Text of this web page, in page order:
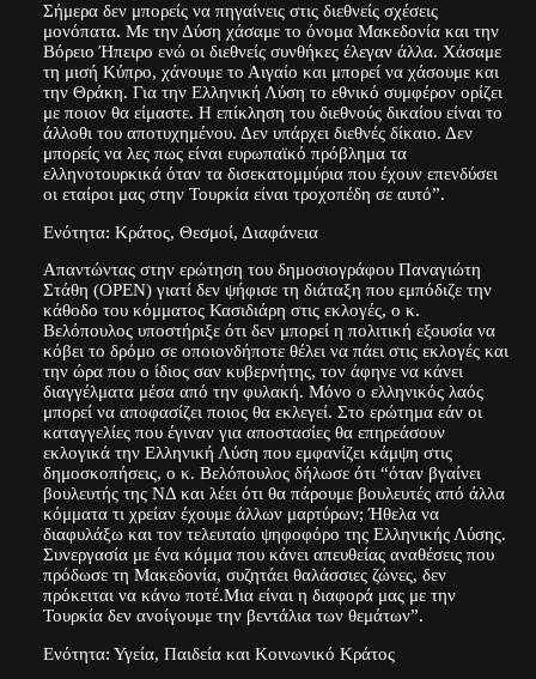
Σήμερα δεν μπορείς να πηγαίνεις στις διεθνείς σχέσεις
μονόπατα. Με την Δύση χάσαμε το όνομα Μακεδονία και την
Βόρειο Ήπειρο ενώ οι διεθνείς συνθήκες έλεγαν άλλα. Χάσαμε
τη μισή Κύπρο, χάνουμε το Αιγαίο και μπορεί να χάσουμε και
την Θράκη. Για την Ελληνική Λύση το εθνικό συμφέρον ορίζει
με ποιον θα είμαστε. Η επίκληση του διεθνούς δικαίου είναι το
άλλοθι του αποτυχημένου. Δεν υπάρχει διεθνές δίκαιο. Δεν
μπορείς να λες πως είναι ευρωπαϊκό πρόβλημα τα
ελληνοτουρκικά όταν τα δισεκατομμύρια που έχουν επενδύσει
οι εταίροι μας στην Τουρκία είναι τροχοπέδη σε αυτό”.
Ενότητα: Κράτος, Θεσμοί, Διαφάνεια
Απαντώντας στην ερώτηση του δημοσιογράφου Παναγιώτη
Στάθη (OPEN) γιατί δεν ψήφισε τη διάταξη που εμπόδιζε την
κάθοδο του κόμματος Κασιδιάρη στις εκλογές, ο κ.
Βελόπουλος υποστήριξε ότι δεν μπορεί η πολιτική εξουσία να
κόβει το δρόμο σε οποιονδήποτε θέλει να πάει στις εκλογές και
την ώρα που ο ίδιος σαν κυβερνήτης, τον άφηνε να κάνει
διαγγέλματα μέσα από την φυλακή. Μόνο ο ελληνικός λαός
μπορεί να αποφασίζει ποιος θα εκλεγεί. Στο ερώτημα εάν οι
καταγγελίες που έγιναν για αποστασίες θα επηρεάσουν
εκλογικά την Ελληνική Λύση που εμφανίζει κάμψη στις
δημοσκοπήσεις, ο κ. Βελόπουλος δήλωσε ότι “όταν βγαίνει
βουλευτής της ΝΔ και λέει ότι θα πάρουμε βουλευτές από άλλα
κόμματα τι χρείαν έχουμε άλλων μαρτύρων; Ήθελα να
διαφυλάξω και τον τελευταίο ψηφοφόρο της Ελληνικής Λύσης.
Συνεργασία με ένα κόμμα που κάνει απευθείας αναθέσεις που
πρόδωσε τη Μακεδονία, συζητάει θαλάσσιες ζώνες, δεν
πρόκειται να κάνω ποτέ.Μια είναι η διαφορά μας με την
Τουρκία δεν ανοίγουμε την βεντάλια των θεμάτων”.
Ενότητα: Υγεία, Παιδεία και Κοινωνικό Κράτος